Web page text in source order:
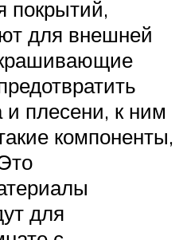
покрытий,
для внешней
и плесени, к ним
компоненты,
для